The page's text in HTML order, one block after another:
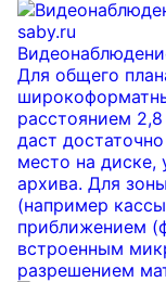
Для общего
расстоянием
даст
место на диске,
архива. Для
(например
приближением
встроенным
разрешением